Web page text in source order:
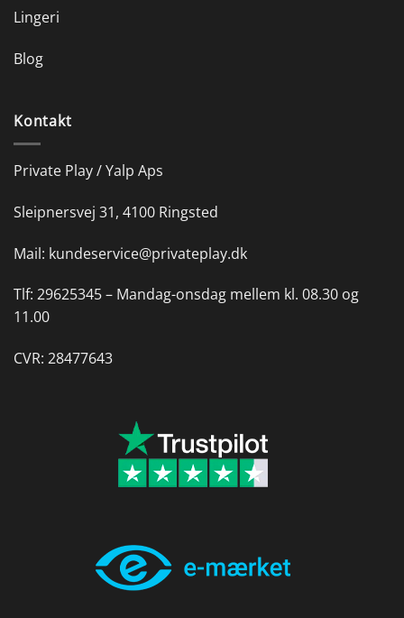
Lingeri
Blog
Kontakt
Private Play / Yalp Aps
Sleipnersvej 31, 4100 Ringsted
Mail: kundeservice@privateplay.dk
Tlf: 29625345 – Mandag-onsdag mellem kl. 08.30 og
11.00
CVR: 28477643